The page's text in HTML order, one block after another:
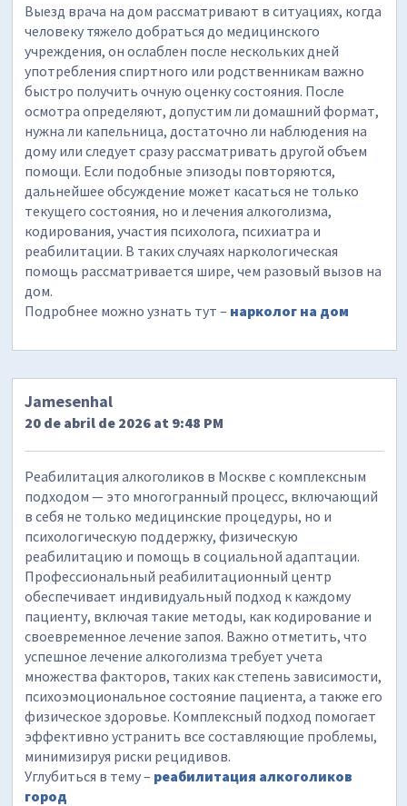
Выезд врача на дом рассматривают в ситуациях, когда
человеку тяжело добраться до медицинского
учреждения, он ослаблен после нескольких дней
употребления спиртного или родственникам важно
быстро получить очную оценку состояния. После
осмотра определяют, допустим ли домашний формат,
нужна ли капельница, достаточно ли наблюдения на
дому или следует сразу рассматривать другой объем
помощи. Если подобные эпизоды повторяются,
дальнейшее обсуждение может касаться не только
текущего состояния, но и лечения алкоголизма,
кодирования, участия психолога, психиатра и
реабилитации. В таких случаях наркологическая
помощь рассматривается шире, чем разовый вызов на
дом.
Подробнее можно узнать тут – нарколог на дом
Jamesenhal
20 de abril de 2026 at 9:48 PM
Реабилитация алкоголиков в Москве с комплексным
подходом — это многогранный процесс, включающий
в себя не только медицинские процедуры, но и
психологическую поддержку, физическую
реабилитацию и помощь в социальной адаптации.
Профессиональный реабилитационный центр
обеспечивает индивидуальный подход к каждому
пациенту, включая такие методы, как кодирование и
своевременное лечение запоя. Важно отметить, что
успешное лечение алкоголизма требует учета
множества факторов, таких как степень зависимости,
психоэмоциональное состояние пациента, а также его
физическое здоровье. Комплексный подход помогает
эффективно устранить все составляющие проблемы,
минимизируя риски рецидивов.
Углубиться в тему – реабилитация алкоголиков
город